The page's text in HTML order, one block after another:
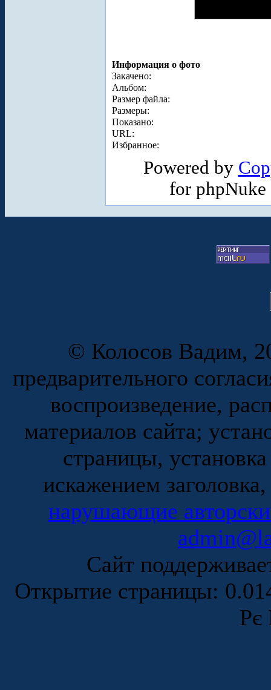
Информация о фото
Закачено:
Альбом:
Размер файла:
Размеры:
Показано:
URL:
Избранное:
Powered by
for
© Колосов Вадим,
предварительного
воспроизведение,
материалов сайта;
страницы,
искажением
нарушающие
Сайт
Открытие страницы:
Рє